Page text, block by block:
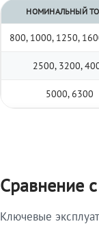
НОМИНАЛЬНЫЙ
800, 1000, 1250,
2500, 3200,
5000, 6300
Сравнение
Ключевые